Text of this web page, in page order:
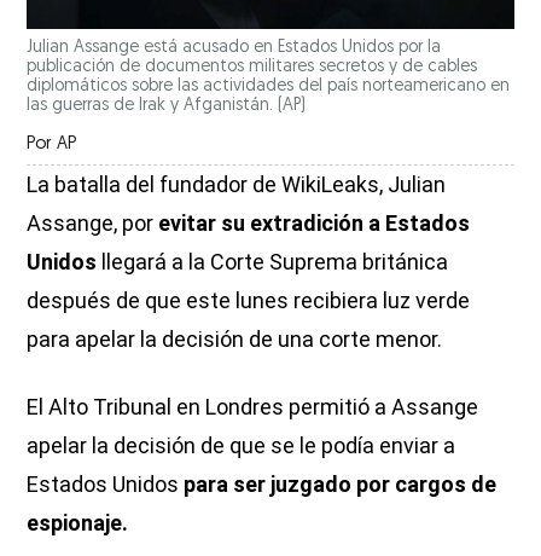
Julian Assange está acusado en Estados Unidos por la
publicación de documentos militares secretos y de cables
diplomáticos sobre las actividades del país norteamericano en
las guerras de Irak y Afganistán. (AP)
Por AP
La batalla del fundador de WikiLeaks, Julian
Assange, por evitar su extradición a Estados
Unidos llegará a la Corte Suprema británica
después de que este lunes recibiera luz verde
para apelar la decisión de una corte menor.
El Alto Tribunal en Londres permitió a Assange
apelar la decisión de que se le podía enviar a
Estados Unidos para ser juzgado por cargos de
espionaje.